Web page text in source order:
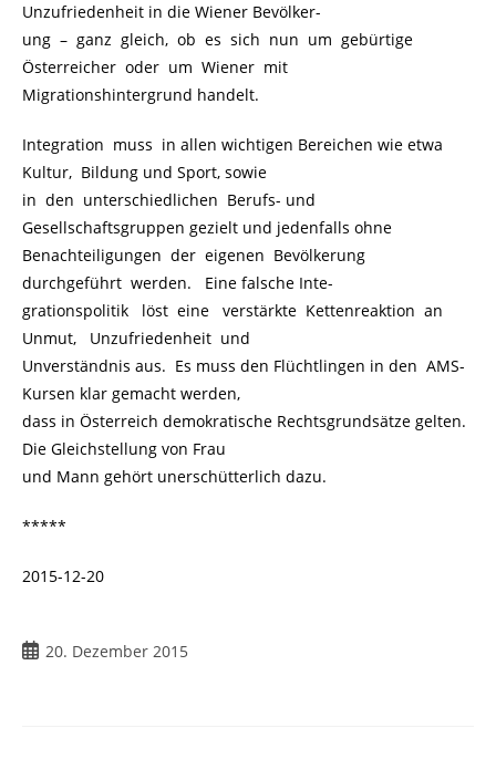
Unzufriedenheit in die Wiener Bevölker-
ung – ganz gleich, ob es sich nun um gebürtige
Österreicher oder um Wiener mit
Migrationshintergrund handelt.
Integration muss in allen wichtigen Bereichen wie etwa
Kultur, Bildung und Sport, sowie
in den unterschiedlichen Berufs- und
Gesellschaftsgruppen gezielt und jedenfalls ohne
Benachteiligungen der eigenen Bevölkerung
durchgeführt werden. Eine falsche Inte-
grationspolitik löst eine verstärkte Kettenreaktion an
Unmut, Unzufriedenheit und
Unverständnis aus. Es muss den Flüchtlingen in den AMS-
Kursen klar gemacht werden,
dass in Österreich demokratische Rechtsgrundsätze gelten.
Die Gleichstellung von Frau
und Mann gehört unerschütterlich dazu.
*****
2015-12-20
20. Dezember 2015